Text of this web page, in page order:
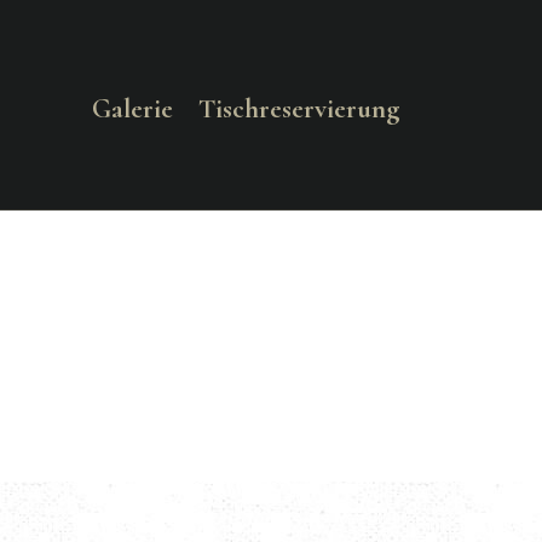
Galerie Tischreservierung